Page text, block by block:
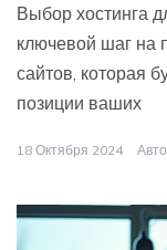
Выбор хостинга
ключевой шаг на
сайтов, которая
позиции ваших
18 Октября 2024